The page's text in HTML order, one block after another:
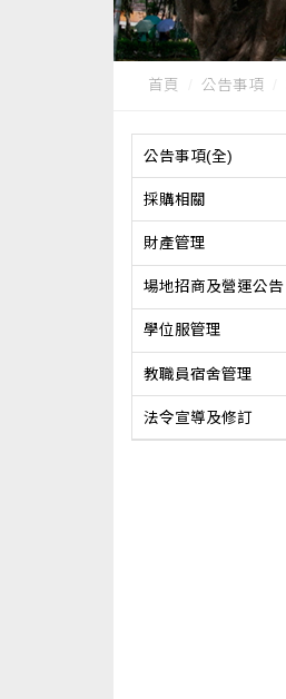
首頁 公告事項
公告事項(全)
採購相關
財產管理
場地招商及營運公告
學位服管理
教職員宿舍管理
法令宣導及修訂